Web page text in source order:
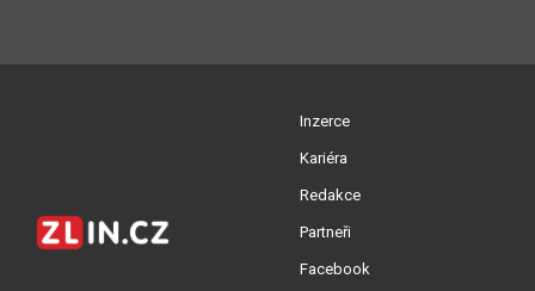
Inzerce
Kariéra
Redakce
Partneři
Facebook